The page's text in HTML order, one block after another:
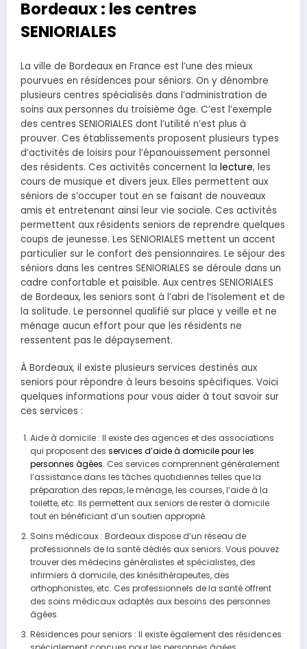
Bordeaux : les centres
SENIORIALES
La ville de Bordeaux en France est l’une des mieux
pourvues en résidences pour séniors. On y dénombre
plusieurs centres spécialisés dans l’administration de
soins aux personnes du troisième âge. C’est l’exemple
des centres SENIORIALES dont l’utilité n’est plus à
prouver. Ces établissements proposent plusieurs types
d’activités de loisirs pour l’épanouissement personnel
des résidents. Ces activités concernent la lecture, les
cours de musique et divers jeux. Elles permettent aux
séniors de s’occuper tout en se faisant de nouveaux
amis et entretenant ainsi leur vie sociale. Ces activités
permettent aux résidents seniors de reprendre quelques
coups de jeunesse. Les SENIORIALES mettent un accent
particulier sur le confort des pensionnaires. Le séjour des
séniors dans les centres SENIORIALES se déroule dans un
cadre confortable et paisible. Aux centres SENIORIALES
de Bordeaux, les seniors sont à l’abri de l’isolement et de
la solitude. Le personnel qualifié sur place y veille et ne
ménage aucun effort pour que les résidents ne
ressentent pas le dépaysement.
À Bordeaux, il existe plusieurs services destinés aux
seniors pour répondre à leurs besoins spécifiques. Voici
quelques informations pour vous aider à tout savoir sur
ces services :
Aide à domicile : Il existe des agences et des associations
qui proposent des services d’aide à domicile pour les
personnes âgées. Ces services comprennent généralement
l’assistance dans les tâches quotidiennes telles que la
préparation des repas, le ménage, les courses, l’aide à la
toilette, etc. Ils permettent aux seniors de rester à domicile
tout en bénéficiant d’un soutien approprié.
Soins médicaux : Bordeaux dispose d’un réseau de
professionnels de la santé dédiés aux seniors. Vous pouvez
trouver des médecins généralistes et spécialistes, des
infirmiers à domicile, des kinésithérapeutes, des
orthophonistes, etc. Ces professionnels de la santé offrent
des soins médicaux adaptés aux besoins des personnes
âgées.
Résidences pour seniors : Il existe également des résidences